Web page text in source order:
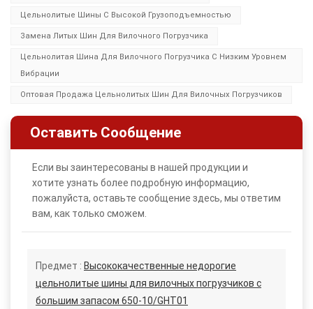
Цельнолитые Шины С Высокой Грузоподъемностью
Замена Литых Шин Для Вилочного Погрузчика
Цельнолитая Шина Для Вилочного Погрузчика С Низким Уровнем
Вибрации
Оптовая Продажа Цельнолитых Шин Для Вилочных Погрузчиков
Оставить Сообщение
Если вы заинтересованы в нашей продукции и
хотите узнать более подробную информацию,
пожалуйста, оставьте сообщение здесь, мы ответим
вам, как только сможем.
Предмет : Высококачественные недорогие
цельнолитые шины для вилочных погрузчиков с
большим запасом 650-10/GHT01